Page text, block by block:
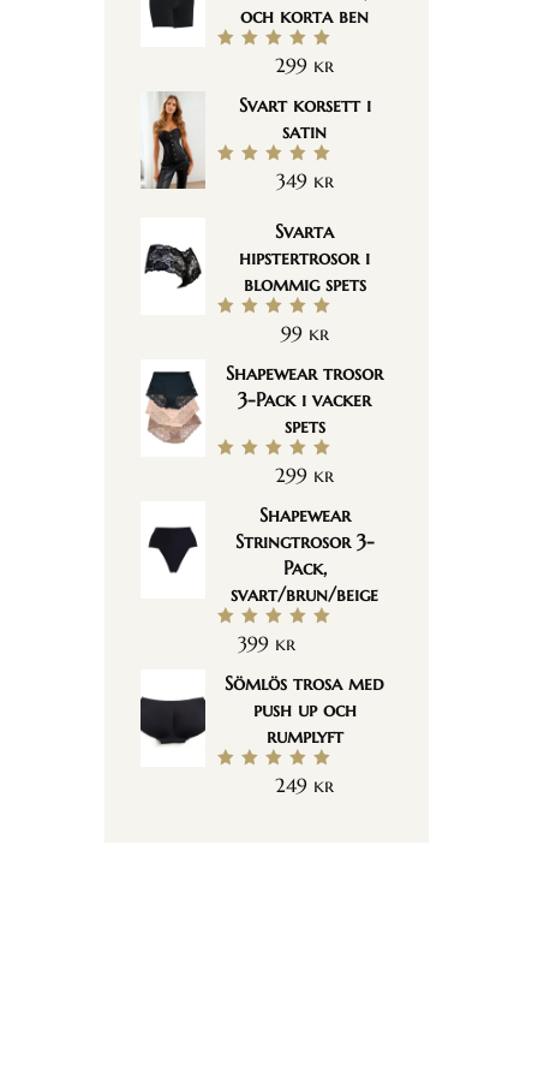
och korta ben
Betygsatt
299 kr
Svart korsett i
satin
Betygsatt
349 kr
Svarta
hipstertrosor i
blommig spets
Betygsatt
99 kr
Shapewear trosor
3-Pack i vacker
spets
Betygsatt
299 kr
Shapewear
Stringtrosor 3-
Pack,
svart/brun/beige
Betygsatt
399 kr
Sömlös trosa med
push up och
rumplyft
Betygsatt
249 kr